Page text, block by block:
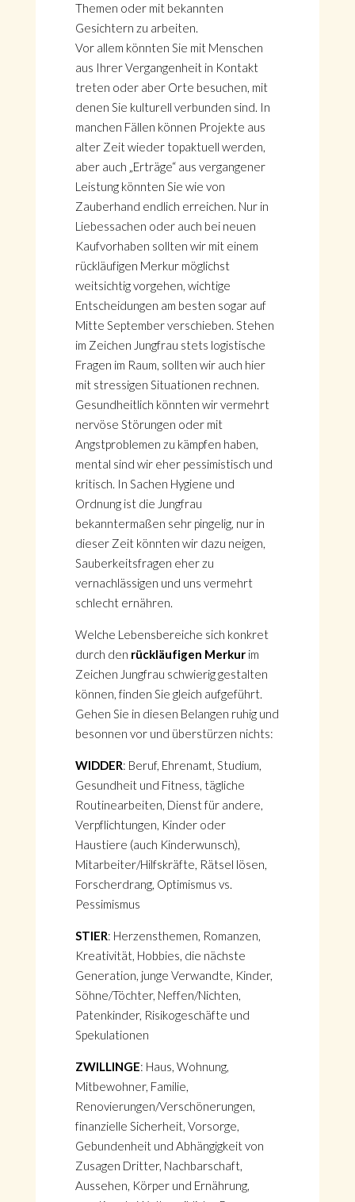
Themen oder mit bekannten
Gesichtern zu arbeiten.
Vor allem könnten Sie mit Menschen
aus Ihrer Vergangenheit in Kontakt
treten oder aber Orte besuchen, mit
denen Sie kulturell verbunden sind. In
manchen Fällen können Projekte aus
alter Zeit wieder topaktuell werden,
aber auch „Erträge“ aus vergangener
Leistung könnten Sie wie von
Zauberhand endlich erreichen. Nur in
Liebessachen oder auch bei neuen
Kaufvorhaben sollten wir mit einem
rückläufigen Merkur möglichst
weitsichtig vorgehen, wichtige
Entscheidungen am besten sogar auf
Mitte September verschieben. Stehen
im Zeichen Jungfrau stets logistische
Fragen im Raum, sollten wir auch hier
mit stressigen Situationen rechnen.
Gesundheitlich könnten wir vermehrt
nervöse Störungen oder mit
Angstproblemen zu kämpfen haben,
mental sind wir eher pessimistisch und
kritisch. In Sachen Hygiene und
Ordnung ist die Jungfrau
bekanntermaßen sehr pingelig, nur in
dieser Zeit könnten wir dazu neigen,
Sauberkeitsfragen eher zu
vernachlässigen und uns vermehrt
schlecht ernähren.
Welche Lebensbereiche sich konkret
durch den rückläufigen Merkurim
Zeichen Jungfrau schwierig gestalten
können, finden Sie gleich aufgeführt.
Gehen Sie in diesen Belangen ruhig und
besonnen vor und überstürzen nichts:
WIDDER: Beruf, Ehrenamt, Studium,
Gesundheit und Fitness, tägliche
Routinearbeiten, Dienst für andere,
Verpflichtungen, Kinder oder
Haustiere (auch Kinderwunsch),
Mitarbeiter/Hilfskräfte, Rätsel lösen,
Forscherdrang, Optimismus vs.
Pessimismus
STIER: Herzensthemen, Romanzen,
Kreativität, Hobbies, die nächste
Generation, junge Verwandte, Kinder,
Söhne/Töchter, Neffen/Nichten,
Patenkinder, Risikogeschäfte und
Spekulationen
ZWILLINGE: Haus, Wohnung,
Mitbewohner, Familie,
Renovierungen/Verschönerungen,
finanzielle Sicherheit, Vorsorge,
Gebundenheit und Abhängigkeit von
Zusagen Dritter, Nachbarschaft,
Aussehen, Körper und Ernährung,